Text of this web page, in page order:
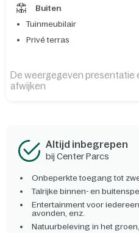
Buiten
Tuinmeubilair
Privé terras
De weergegeven presentatie
afwijken
Altijd inbegrepen
bij Center Parcs
Onbeperkte toegang tot
Talrijke binnen- en
Entertainment voor
avonden, enz.
Natuurbeleving in het